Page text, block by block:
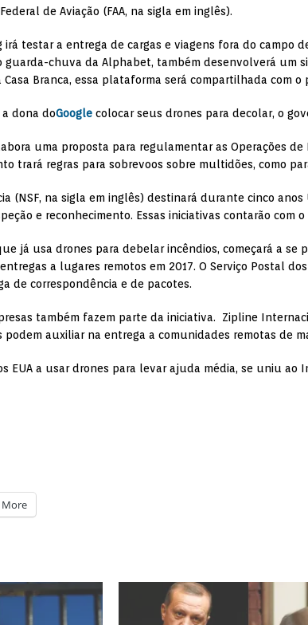
de Aviação (FAA, na sigla em inglês).
irá testar a entrega de cargas e viagens fora do campo
guarda-chuva da Alphabet, também desenvolverá um
Casa Branca, essa plataforma será compartilhada com
dona doGoogle colocar seus drones para decolar, o
uma proposta para regulamentar as Operações
trará regras para sobrevoos sobre multidões, como
(NSF, na sigla em inglês) destinará durante cinco
e reconhecimento. Essas iniciativas contarão com o
já usa drones para debelar incêndios, começará a
a lugares remotos em 2017. O Serviço Postal
de correspondência e de pacotes.
também fazem parte da iniciativa. Zipline
podem auxiliar na entrega a comunidades remotas de
EUA a usar drones para levar ajuda média, se uniu ao
More